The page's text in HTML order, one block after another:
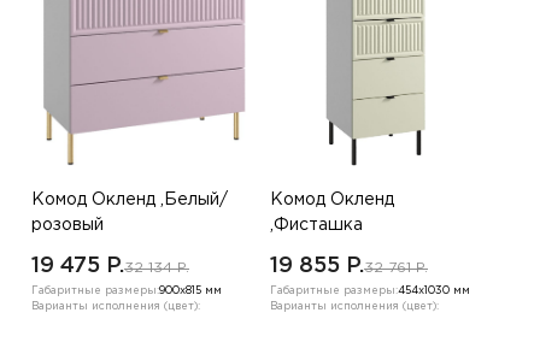
Комод Окленд ,Белый/
розовый
19 475 P.32 134 P.
Габаритные размеры:900х815 мм
Варианты исполнения (цвет):
Комод Окленд
,Фисташка
19 855 P.32 761 P.
Габаритные размеры:454х1030 мм
Варианты исполнения (цвет):